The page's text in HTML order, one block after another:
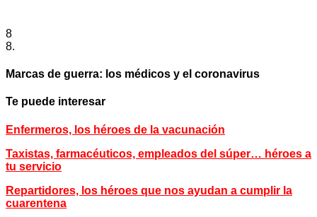
8
8.
Marcas de guerra: los médicos y el coronavirus
Te puede interesar
Enfermeros, los héroes de la vacunación
Taxistas, farmacéuticos, empleados del súper… héroes a
tu servicio
Repartidores, los héroes que nos ayudan a cumplir la
cuarentena